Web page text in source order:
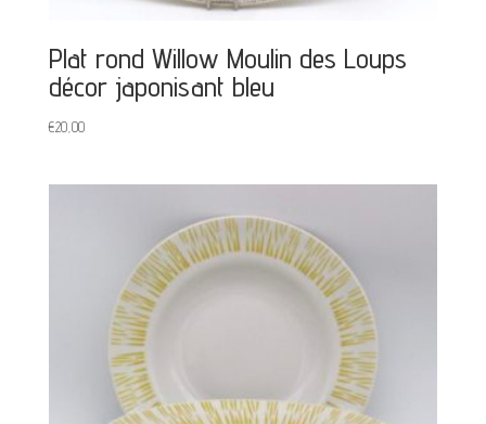
Plat rond Willow Moulin des Loups
décor japonisant bleu
€20,00